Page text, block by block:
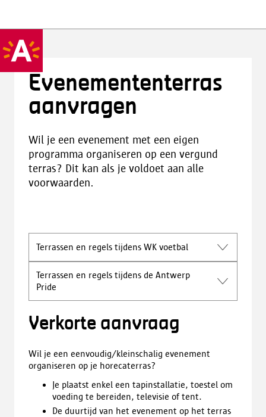
Evenemententerras
aanvragen
Wil je een evenement met een eigen
programma organiseren op een vergund
terras? Dit kan als je voldoet aan alle
voorwaarden.
Terrassen en regels tijdens WK voetbal
Terrassen en regels tijdens de Antwerp
Pride
Verkorte aanvraag
Wil je een eenvoudig/kleinschalig evenement
organiseren op je horecaterras?
Je plaatst enkel een tapinstallatie, toestel om
voeding te bereiden, televisie of tent.
De duurtijd van het evenement op het terras